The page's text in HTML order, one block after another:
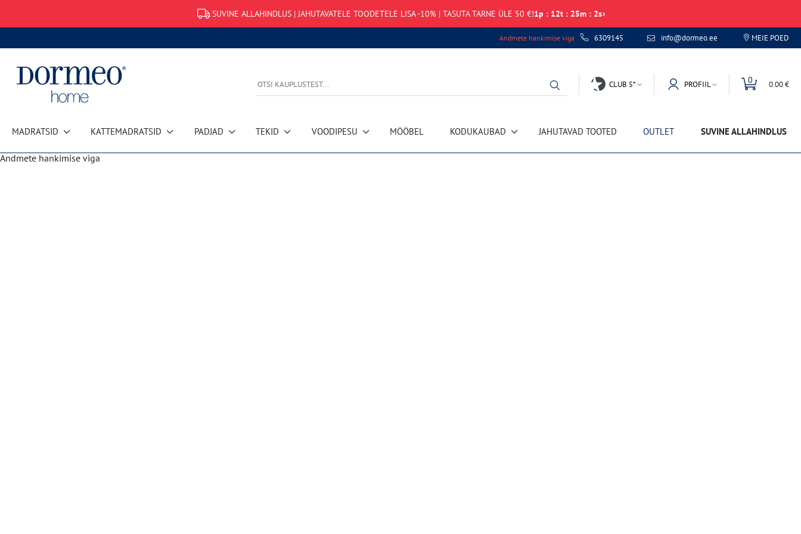
SUVINE ALLAHINDLUS | JAHUTAVATELE TOODETELE LISA -10% | TASUTA TARNE ÜLE 50 €!1p : 12t : 25m : 2s
Andmete hankimise viga 6309145 info@dormeo.ee MEIE POED
CLUB 5* PROFIIL 0 0.00 €
MADRATSID KATTEMADRATSID PADJAD TEKID VOODIPESU MÖÖBEL KODUKAUBAD JAHUTAVAD TOOTED OUTLET SUVINE ALLAHINDLUS
Andmete hankimise viga